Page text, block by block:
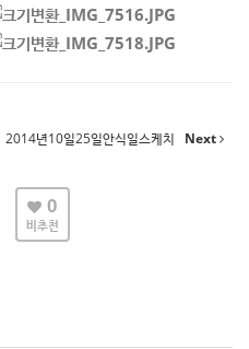
2014년10일25일안식일스케치
Next
0
비추천